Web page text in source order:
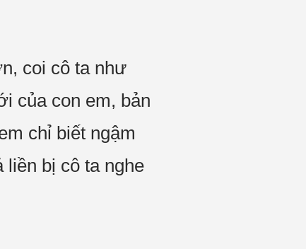
coi cô ta như
của con em, bản
chỉ biết ngậm
liền bị cô ta nghe